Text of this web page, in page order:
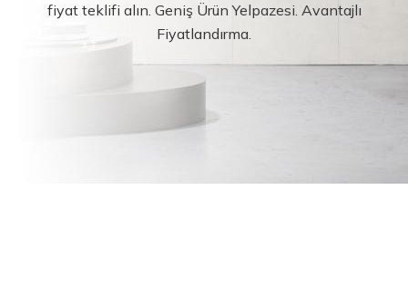
fiyat teklifi alın. Geniş Ürün Yelpazesi. Avantajlı
Fiyatlandırma.